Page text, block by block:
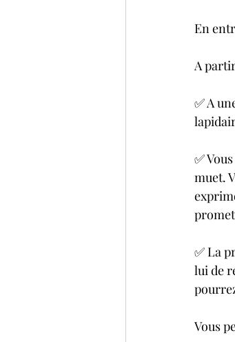
En
A
✅ A
✅
muet.
✅ La
lui de
Vous